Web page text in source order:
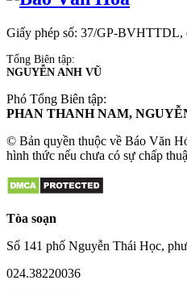
Giấy phép số: 37/GP-BVHTTDL,
Tổng Biên tập:
NGUYỄN ANH VŨ
Phó Tổng Biên tập:
PHAN THANH NAM,
© Bản quyền thuộc về Báo Văn
hình thức nếu chưa có sự chấp
Tòa soạn
Số 141 phố Nguyễn Thái Học,
024.38220036